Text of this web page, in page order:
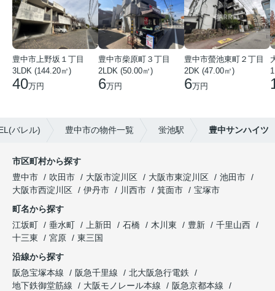
豊中市上野坂１丁目
3LDK (144.20㎡)
40万円
豊中市柴原町３丁目
2LDK (50.00㎡)
6万円
豊中市螢池東町２丁目
2DK (47.00㎡)
6万円
バレル) 豊中市の物件一覧 蛍池駅 豊中サンハイツ
市区町村から探す
豊中市
吹田市 大阪市淀川区 大阪市東淀川区
池田市
大阪市西淀川区
伊丹市 川西市 箕面市
宝塚市
町名から探す
江坂町
垂水町 上新田 石橋 木川東 豊新
千里山西
十三東
宮原
東三国
沿線から探す
阪急宝塚本線
阪急千里線
北大阪急行電鉄
地下鉄御堂筋線
大阪モノレール本線
阪急京都本線